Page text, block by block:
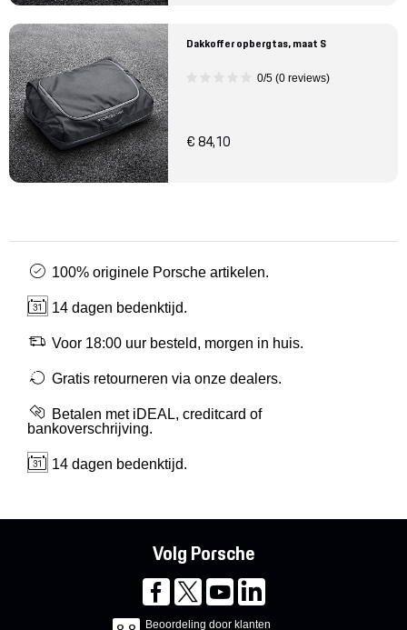
Dakkoffer opbergtas, maat S
0/5 (0 reviews)
€ 84,10
100% originele Porsche artikelen.
14 dagen bedenktijd.
Voor 18:00 uur besteld, morgen in huis.
Gratis retourneren via onze dealers.
Betalen met iDEAL, creditcard of
bankoverschrijving.
14 dagen bedenktijd.
Volg Porsche
Beoordeling door klanten